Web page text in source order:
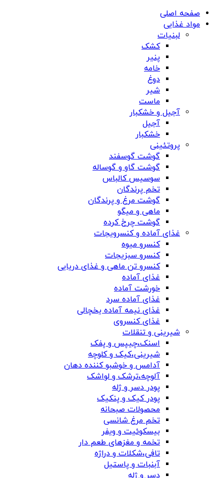
صفحه اصلی
مواد غذایی
لبنیات
کشک
پنیر
خامه
دوغ
شیر
ماست
آجیل و خشکبار
آجیل
خشکبار
پروتئینی
گوشت گوسفند
گوشت گاو و گوساله
سوسیس کالباس
تخم پرندگان
گوشت مرغ و پرندگان
ماهی و میگو
گوشت چرخ کرده
غذای آماده و کنسرویجات
کنسرو میوه
کنسرو سبزیجات
کنسرو تن ماهی و غذای دریایی
غذای آماده
خورشت آماده
غذای آماده سرد
غذای نیمه آماده یخچالی
غذای کنسروی
شیرینی و تنقلات
اسنک،چیپس و پفک
شیرینی،کیک و کلوچه
آدامس و خوشبو کننده دهان
آلوچه،ترشک و لواشک
پودر دسر و ژله
پودر کیک و پنکیک
محصولات صبحانه
تخم مرغ شانسی
بیسکوئیت و ویفر
تخمه و مغزهای طعم دار
تافی،شکلات و دراژه
آبنبات و پاستیل
دسر و ژله